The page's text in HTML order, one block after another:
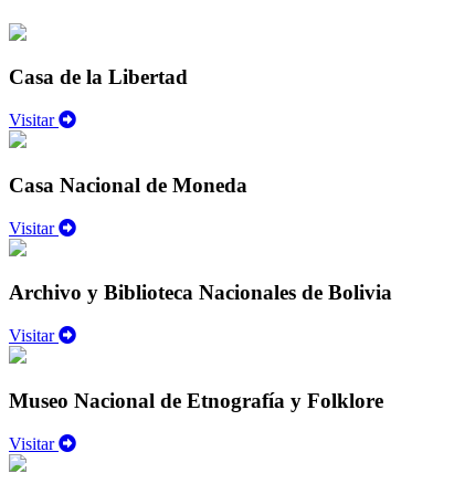
Casa de la Libertad
Visitar
Casa Nacional de Moneda
Visitar
Archivo y Biblioteca Nacionales de Bolivia
Visitar
Museo Nacional de Etnografía y Folklore
Visitar